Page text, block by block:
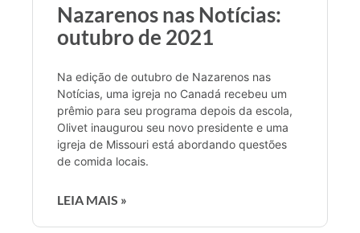
Nazarenos nas Notícias:
outubro de 2021
Na edição de outubro de Nazarenos nas
Notícias, uma igreja no Canadá recebeu um
prêmio para seu programa depois da escola,
Olivet inaugurou seu novo presidente e uma
igreja de Missouri está abordando questões
de comida locais.
LEIA MAIS »